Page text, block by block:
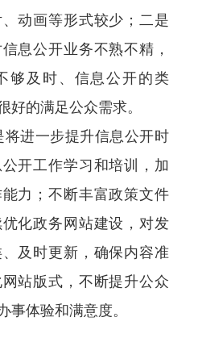
动画等形式较少； 二是
息公开业务不熟不精，
够及时 、信息公开的类
好的满足公众需求。
将进一步提升信息公开时
公开工作学习和培训，加
力；不断丰富政策文件
化政务网站建设，对发
及时更新，确保内容准
站版式，不断提升公众
事体验和满意度。